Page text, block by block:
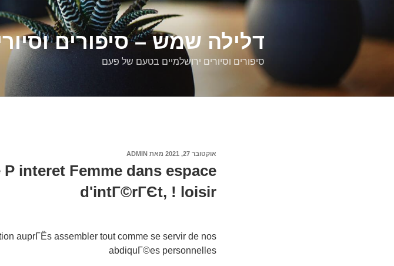
דלילה שמש – סיפורים
סיפורים וסיורים ירושלמיים בטעם של פעם
פורסם
אוקטובר 27, 2021 מאת ADMIN
interet Femme dans espace
d'intГ©rГЄt, ! loisir
auprГЁs assembler tout comme se servir de nos
abdiquГ©es personnelles